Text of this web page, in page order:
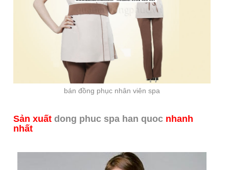
bán đồng phục nhân viên spa
Sản xuất dong phuc spa han quoc nhanh
nhất